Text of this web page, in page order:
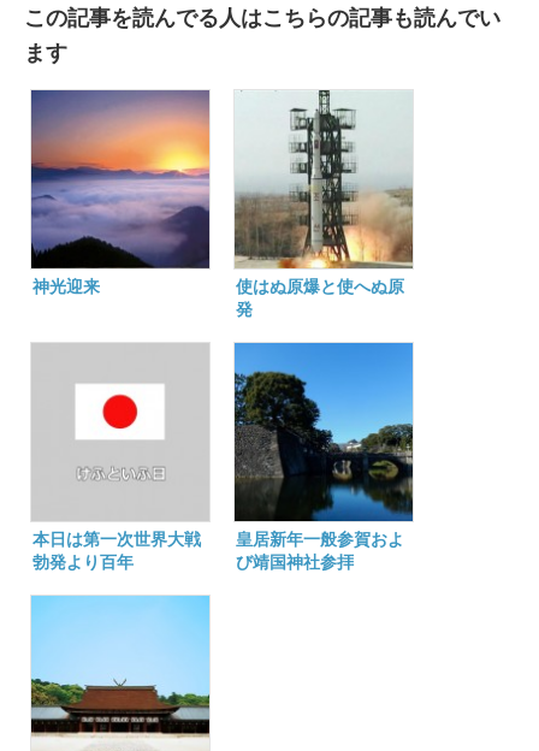
この記事を読んでる人はこちらの記事も読んでい
ます
神光迎来
使はぬ原爆と使へぬ原
発
本日は第一次世界大戦
勃発より百年
皇居新年一般参賀およ
び靖国神社参拝